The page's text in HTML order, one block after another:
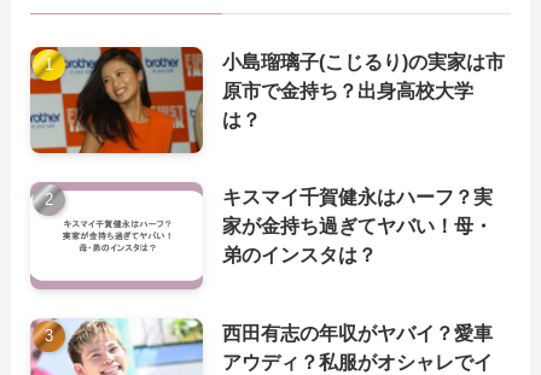
小島瑠璃子(こじるり)の実家は市
原市で金持ち？出身高校大学
は？
キスマイ千賀健永はハーフ？実
家が金持ち過ぎてヤバい！母・
弟のインスタは？
西田有志の年収がヤバイ？愛車
アウディ？私服がオシャレでイ